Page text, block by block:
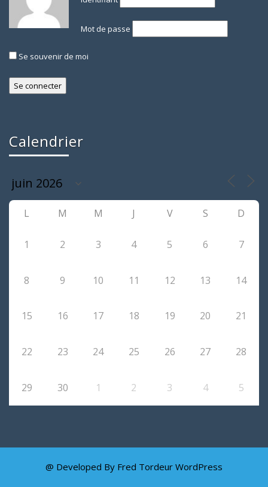
Mot de passe
Se souvenir de moi
Calendrier
L M M J V S D
1 2 3 4 5 6 7
8 9 10 11 12 13 14
15 16 17 18 19 20 21
22 23 24 25 26 27 28
29 30 1 2 3 4 5
@ Developed By Fred Tordeur WordPress